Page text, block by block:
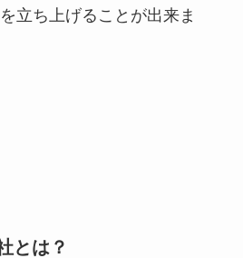
立ち上げることが出来ま
とは？